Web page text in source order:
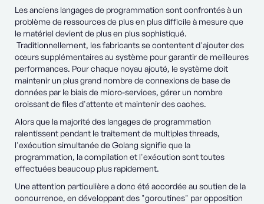
Les anciens langages de programmation sont confrontés à un
problème de ressources de plus en plus difficile à mesure que
le matériel devient de plus en plus sophistiqué.
Traditionnellement, les fabricants se contentent d'ajouter des
cœurs supplémentaires au système pour garantir de meilleures
performances. Pour chaque noyau ajouté, le système doit
maintenir un plus grand nombre de connexions de base de
données par le biais de micro-services, gérer un nombre
croissant de files d'attente et maintenir des caches.
Alors que la majorité des langages de programmation
ralentissent pendant le traitement de multiples threads,
l'exécution simultanée de Golang signifie que la
programmation, la compilation et l'exécution sont toutes
effectuées beaucoup plus rapidement.
Une attention particulière a donc été accordée au soutien de la
concurrence, en développant des "goroutines" par opposition